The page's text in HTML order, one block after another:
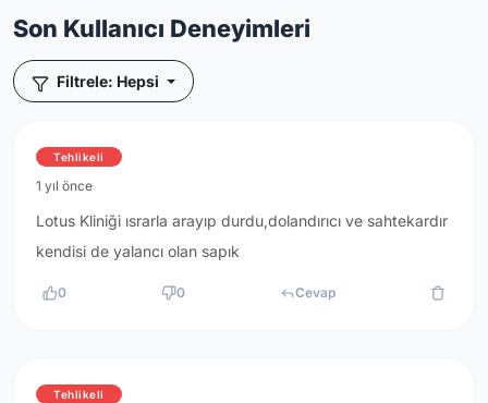
Son Kullanıcı Deneyimleri
Filtrele: Hepsi
Tehlikeli
1 yıl önce
Lotus Kliniği ısrarla arayıp durdu,dolandırıcı ve sahtekardır
kendisi de yalancı olan sapık
0 0 Cevap
Tehlikeli